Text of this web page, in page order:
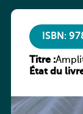
ISBN:
Titre :
État du